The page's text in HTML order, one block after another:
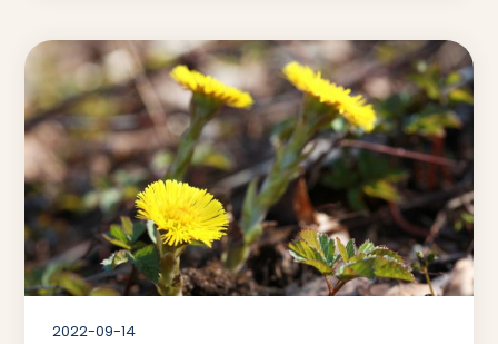
2022-09-14